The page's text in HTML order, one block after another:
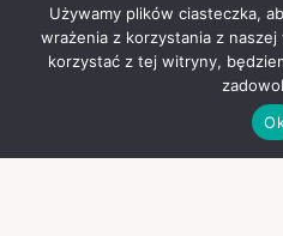
Używamy plików ciasteczka,
wrażenia z korzystania z
korzystać z tej witryny,